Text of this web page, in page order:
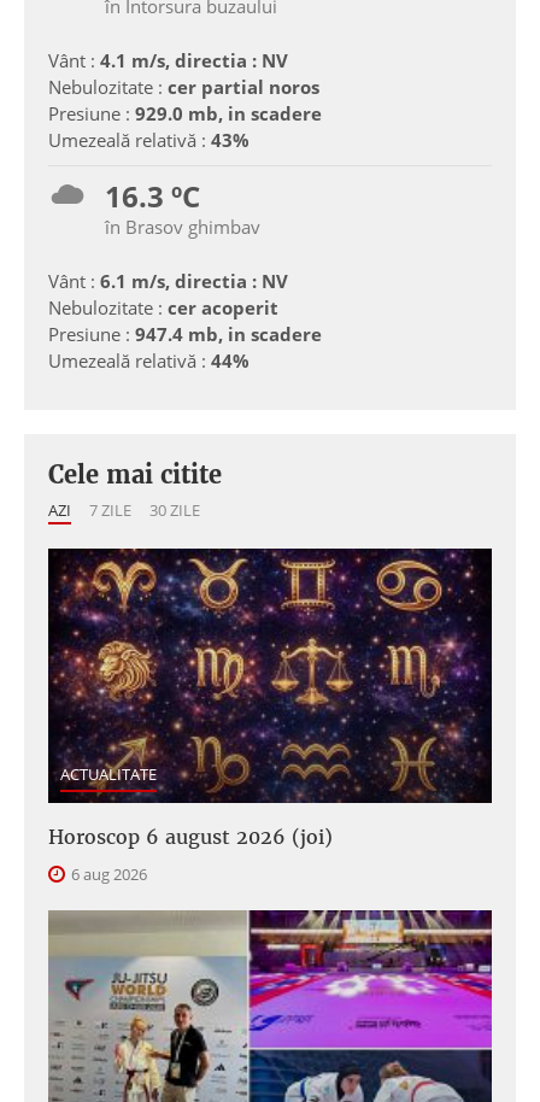
în Intorsura buzaului
Vânt : 4.1 m/s, directia : NV
Nebulozitate : cer partial noros
Presiune : 929.0 mb, in scadere
Umezeală relativă : 43%
16.3 ºC
în Brasov ghimbav
Vânt : 6.1 m/s, directia : NV
Nebulozitate : cer acoperit
Presiune : 947.4 mb, in scadere
Umezeală relativă : 44%
Cele mai citite
AZI 7 ZILE 30 ZILE
ACTUALITATE
Horoscop 6 august 2026 (joi)
6 aug 2026